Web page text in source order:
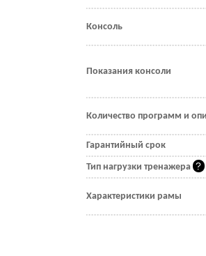
Консоль
Показания консоли
Количество программ и
Гарантийный срок
Тип нагрузки тренажера
Характеристики рамы